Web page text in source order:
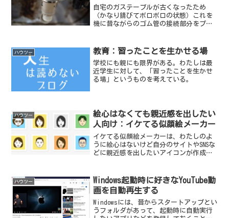
自宅のガステーブルが古くなったため
（かなり錆びてボロボロの状態）これを
機に昔ながらのゴム管の接続部分をプラ
た。プラグタイプとは、ガステーブルと
ガス元栓とをつなぐ部分を...
ハウツー 教育：習ったことを生かせる場
学校にも親にも限界がある。わたしは最
近学生に対して、「習ったことを生かせ
る場」というものを考えている。
ハウツー
絵心はなくても親近感を出したい
人向け：イケてる似顔絵メーカー
イケてる似顔絵メーカーは、わたしのよ
うに絵心はないけど自分のサイトやSNSな
どに親近感を出したいアイコンが作成で
ハウツー
Windows起動時に好きなYouTube動
画を自動再生する
Windowsには、昔からスタートアップとい
うフォルダがあって、起動時に自動実行